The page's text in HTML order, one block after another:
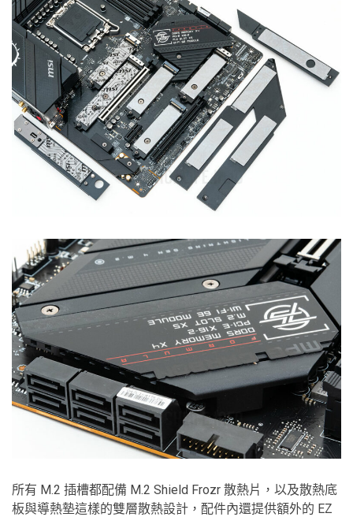
所有 M.2 插槽都配備 M.2 Shield Frozr 散熱片，以及散熱底
板與導熱墊這樣的雙層散熱設計，配件內還提供額外的 EZ